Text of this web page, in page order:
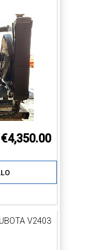
€4,350.00
V2403